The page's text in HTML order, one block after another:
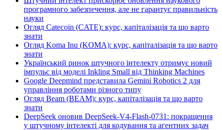
програмного забезпечення, але не гарантує правильність
науки
Огляд Catecoin (CATE): курс, капіталізація та що варто
знати
Огляд Koma Inu (KOMA): курс, капіталізація та що варто
знати
Український ринок штучного інтелекту отримує новий
імпульс від моделі Inkling Small від Thinking Machines
Google Deepmind представила Gemini Robotics 2 для
управління роботами різного типу
Огляд Beam (BEAM): курс, капіталізація та що варто
знати
DeepSeek оновив DeepSeek-V4-Flash-0731: покращення
у штучному інтелекті для кодування та агентних задач